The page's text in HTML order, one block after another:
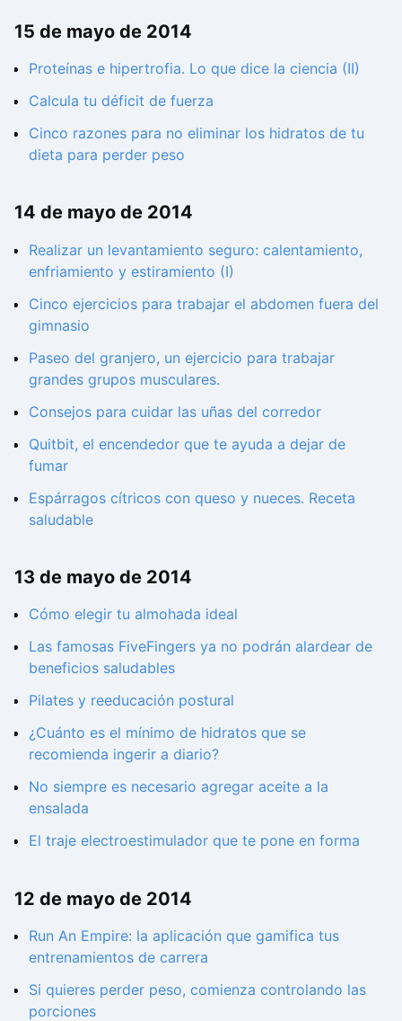
15 de mayo de 2014
Proteínas e hipertrofia. Lo que dice la ciencia (II)
Calcula tu déficit de fuerza
Cinco razones para no eliminar los hidratos de tu
dieta para perder peso
14 de mayo de 2014
Realizar un levantamiento seguro: calentamiento,
enfriamiento y estiramiento (I)
Cinco ejercicios para trabajar el abdomen fuera del
gimnasio
Paseo del granjero, un ejercicio para trabajar
grandes grupos musculares.
Consejos para cuidar las uñas del corredor
Quitbit, el encendedor que te ayuda a dejar de
fumar
Espárragos cítricos con queso y nueces. Receta
saludable
13 de mayo de 2014
Cómo elegir tu almohada ideal
Las famosas FiveFingers ya no podrán alardear de
beneficios saludables
Pilates y reeducación postural
¿Cuánto es el mínimo de hidratos que se
recomienda ingerir a diario?
No siempre es necesario agregar aceite a la
ensalada
El traje electroestimulador que te pone en forma
12 de mayo de 2014
Run An Empire: la aplicación que gamifica tus
entrenamientos de carrera
Si quieres perder peso, comienza controlando las
porciones